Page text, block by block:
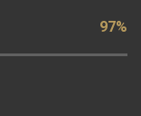
97%